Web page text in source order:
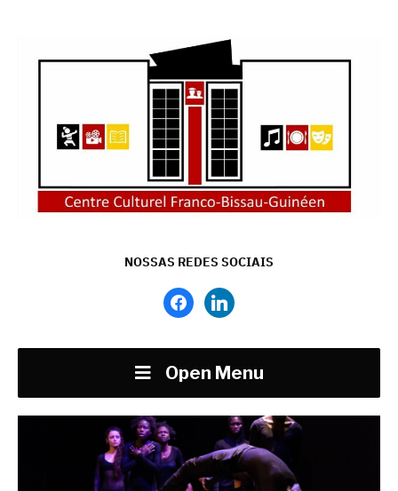
NOSSAS REDES SOCIAIS
facebooklinkedin
Open Menu